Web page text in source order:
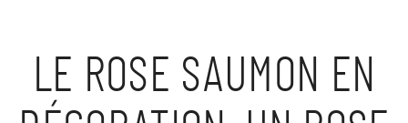
LE ROSE SAUMON EN